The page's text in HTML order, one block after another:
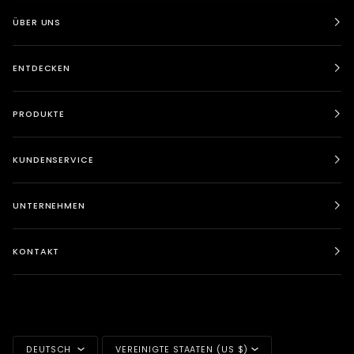
ÜBER UNS
ENTDECKEN
PRODUKTE
KUNDENSERVICE
UNTERNEHMEN
KONTAKT
SPRACHE
DEUTSCH
WÄHRUNG
VEREINIGTE STAATEN (US $)